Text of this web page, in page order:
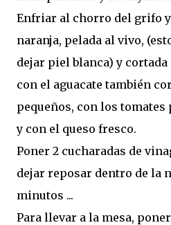
Enfriar al chorro del grifo
naranja, pelada al vivo,
dejar piel blanca) y cortada
con el aguacate también
pequeños, con los
y con el queso fresco.
Poner 2 cucharadas de
dejar reposar dentro de la
minutos ...
Para llevar a la mesa,